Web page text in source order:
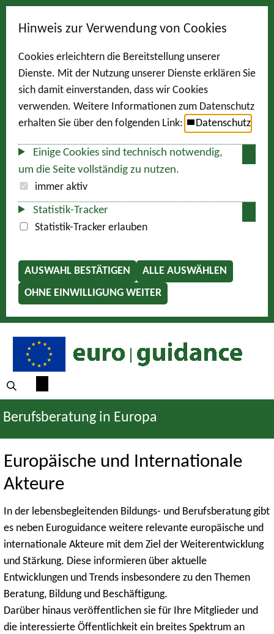
Hinweis zur Verwendung von Cookies
Cookies erleichtern die Bereitstellung unserer
Dienste. Mit der Nutzung unserer Dienste erklären Sie
sich damit einverstanden, dass wir Cookies
verwenden. Weitere Informationen zum Datenschutz
erhalten Sie über den folgenden Link:
Datenschutz
Einige Cookies sind technisch notwendig,
um die Seite vollständig zu nutzen.
immer aktiv
Statistik-Tracker
Statistik-Tracker erlauben
AUSWAHL BESTÄTIGEN
ALLE AUSWÄHLEN
OHNE EINWILLIGUNG WEITER
Berufsberatung in Europa
Europäische und Internationale
Akteure
In der lebensbegleitenden Bildungs- und Berufsberatung gibt
es neben Euroguidance weitere relevante europäische und
internationale Akteure mit dem Ziel der Weiterentwicklung
und Stärkung. Diese informieren über aktuelle
Entwicklungen und Trends insbesondere zu den Themen
Beratung, Bildung und Beschäftigung.
Darüber hinaus veröffentlichen sie für Ihre Mitglieder und
die interessierte Öffentlichkeit ein breites Spektrum an